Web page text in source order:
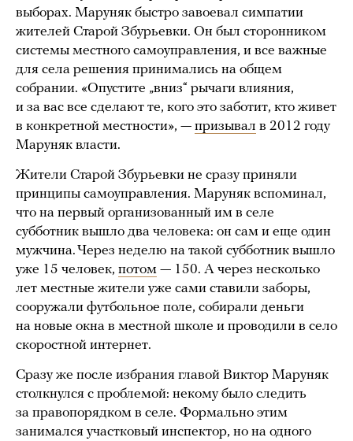
выборах. Маруняк быстро завоевал симпатии
жителей Старой Збурьевки. Он был сторонником
системы местного самоуправления, и все важные
для села решения принимались на общем
собрании. «Опустите „вниз“ рычаги влияния,
и за вас все сделают те, кого это заботит, кто живет
в конкретной местности», — призывал в 2012 году
Маруняк власти.
Жители Старой Збурьевки не сразу приняли
принципы самоуправления. Маруняк вспоминал,
что на первый организованный им в селе
субботник вышло два человека: он сам и еще один
мужчина. Через неделю на такой субботник вышло
уже 15 человек, потом — 150. А через несколько
лет местные жители уже сами ставили заборы,
сооружали футбольное поле, собирали деньги
на новые окна в местной школе и проводили в село
скоростной интернет.
Сразу же после избрания главой Виктор Маруняк
столкнулся с проблемой: некому было следить
за правопорядком в селе. Формально этим
занимался участковый инспектор, но на одного